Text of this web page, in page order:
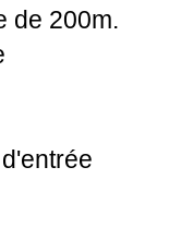
de 200m.